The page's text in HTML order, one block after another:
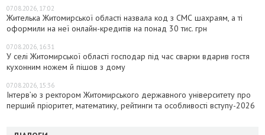
07.08.2026, 17:02
Жителька Житомирської області назвала код з СМС шахраям, а ті
оформили на неї онлайн-кредитів на понад 30 тис. грн
07.08.2026, 16:31
У селі Житомирської області господар під час сварки вдарив гостя
кухонним ножем й пішов з дому
07.08.2026, 15:36
Інтерв’ю з ректором Житомирського державного університету про
перший пріоритет, математику, рейтинги та особливості вступу-2026